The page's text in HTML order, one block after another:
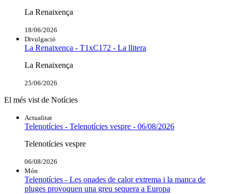
La Renaixença
18/06/2026
Divulgació
La Renaixença - T1xC172 - La llitera
La Renaixença
25/06/2026
El més vist de Notícies
Actualitat
Telenotícies - Telenotícies vespre - 06/08/2026
Telenotícies vespre
06/08/2026
Món
Telenotícies - Les onades de calor extrema i la manca de
pluges provoquen una greu sequera a Europa